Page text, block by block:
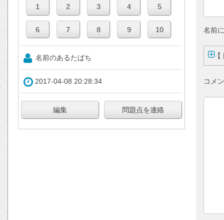
名前のあるたばち
2017-04-08 20:28:34
名前
【
コメ